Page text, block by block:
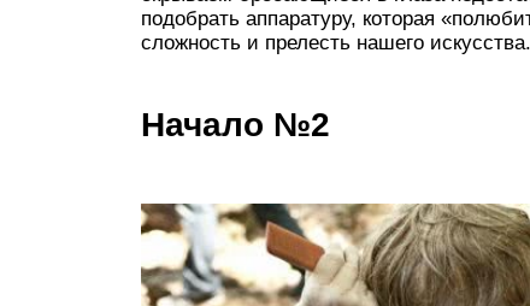
подобрать аппаратуру, которая
сложность и прелесть нашего искусства.
Начало №2